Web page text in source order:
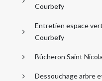
Courbefy
Entretien espace
Courbefy
Bûcheron Saint
Dessouchage arbre